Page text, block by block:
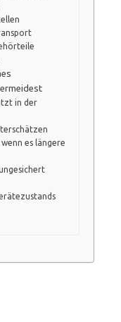
in der
es längere